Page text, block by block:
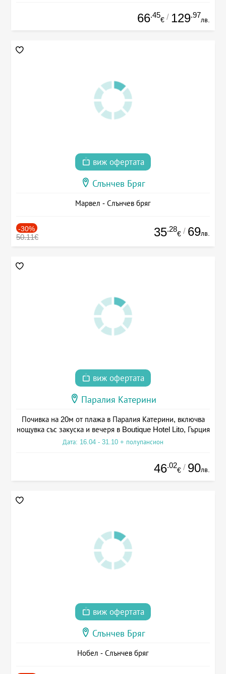
66.45
€ / 129.97
лв.
виж офертата
Слънчев Бряг
Марвел - Слънчев бряг
-30%
50.11€ 35.28
€ / 69лв.
виж офертата
Паралия Катерини
Почивка на 20м от плажа в Паралия Катерини, включва
нощувка със закуска и вечеря в Boutique Hotel Lito, Гърция
Дата: 16.04 - 31.10 + полупансион
46.02
€ / 90лв.
виж офертата
Слънчев Бряг
Нобел - Слънчев бряг